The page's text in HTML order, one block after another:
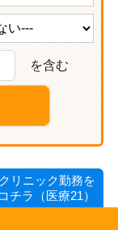
を含む
リニック勤務を
チラ（医療21）